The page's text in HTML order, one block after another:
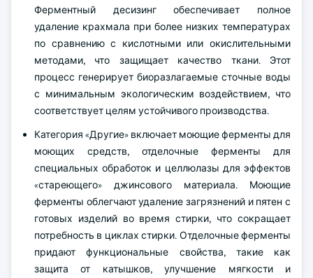
Ферментный десизинг обеспечивает полное
удаление крахмала при более низких температурах
по сравнению с кислотными или окислительными
методами, что защищает качество ткани. Этот
процесс генерирует биоразлагаемые сточные воды
с минимальным экологическим воздействием, что
соответствует целям устойчивого производства.
Категория «Другие» включает моющие ферменты для
моющих средств, отделочные ферменты для
специальных обработок и целлюлазы для эффектов
«стареющего» джинсового материала. Моющие
ферменты облегчают удаление загрязнений и пятен с
готовых изделий во время стирки, что сокращает
потребность в циклах стирки. Отделочные ферменты
придают функциональные свойства, такие как
защита от катышков, улучшение мягкости и